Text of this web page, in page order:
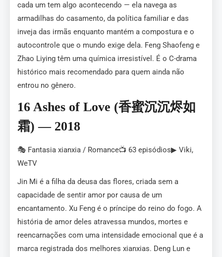
cada um tem algo acontecendo — ela navega as
armadilhas do casamento, da política familiar e das
inveja das irmãs enquanto mantém a compostura e o
autocontrole que o mundo exige dela. Feng Shaofeng e
Zhao Liying têm uma química irresistível. É o C-drama
histórico mais recomendado para quem ainda não
entrou no gênero.
16 Ashes of Love (香蜜沉沉烬如
霜) — 2018
🎭 Fantasia xianxia / Romance📺 63 episódios▶ Viki,
WeTV
Jin Mi é a filha da deusa das flores, criada sem a
capacidade de sentir amor por causa de um
encantamento. Xu Feng é o príncipe do reino do fogo. A
história de amor deles atravessa mundos, mortes e
reencarnações com uma intensidade emocional que é a
marca registrada dos melhores xianxias. Deng Lun e